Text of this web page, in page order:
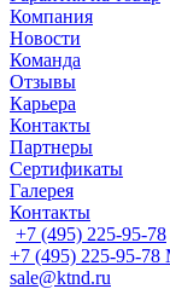
Компания
Новости
Команда
Отзывы
Карьера
Контакты
Партнеры
Сертификаты
Галерея
Контакты
+7 (495) 225-95-78
+7 (495) 225-95-78
sale@ktnd.ru